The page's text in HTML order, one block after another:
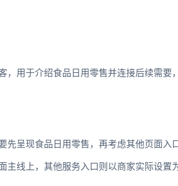
，用于介绍食品日用零售并连接后续需
呈现食品日用零售，再考虑其他页面入
线上，其他服务入口则以商家实际设置